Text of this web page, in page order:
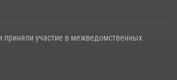
приняли участие в межведомственных